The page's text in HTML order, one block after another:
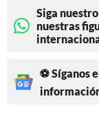
Siga
nuestras
⚽ Síganos